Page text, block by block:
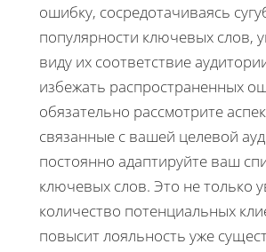
ошибку, сосредотачиваясь
популярности ключевых слов,
виду их соответствие
избежать распространенных
обязательно рассмотрите
связанные с вашей целевой
постоянно адаптируйте ваш
ключевых слов. Это не только
количество потенциальных
повысит лояльность уже